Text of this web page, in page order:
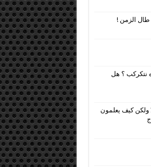
طال الزمن !
نتكركب ؟ هل
ولكن كيف يعلمون